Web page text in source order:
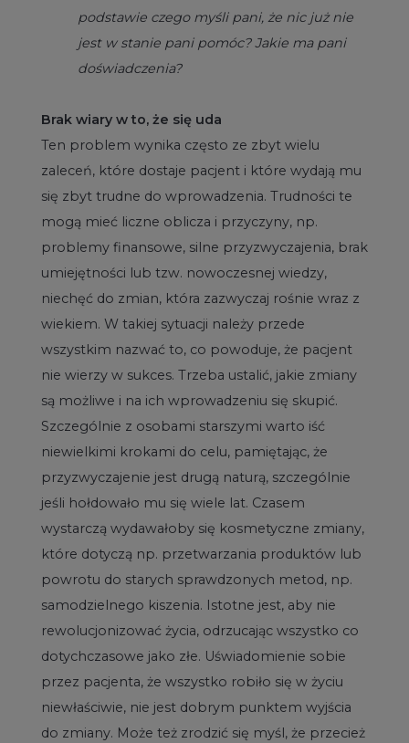
podstawie czego myśli pani, że nic już nie
jest w stanie pani pomóc? Jakie ma pani
doświadczenia?
Brak wiary w to, że się uda
Ten problem wynika często ze zbyt wielu
zaleceń, które dostaje pacjent i które wydają mu
się zbyt trudne do wprowadzenia. Trudności te
mogą mieć liczne oblicza i przyczyny, np.
problemy finansowe, silne przyzwyczajenia, brak
umiejętności lub tzw. nowoczesnej wiedzy,
niechęć do zmian, która zazwyczaj rośnie wraz z
wiekiem. W takiej sytuacji należy przede
wszystkim nazwać to, co powoduje, że pacjent
nie wierzy w sukces. Trzeba ustalić, jakie zmiany
są możliwe i na ich wprowadzeniu się skupić.
Szczególnie z osobami starszymi warto iść
niewielkimi krokami do celu, pamiętając, że
przyzwyczajenie jest drugą naturą, szczególnie
jeśli hołdowało mu się wiele lat. Czasem
wystarczą wydawałoby się kosmetyczne zmiany,
które dotyczą np. przetwarzania produktów lub
powrotu do starych sprawdzonych metod, np.
samodzielnego kiszenia. Istotne jest, aby nie
rewolucjonizować życia, odrzucając wszystko co
dotychczasowe jako złe. Uświadomienie sobie
przez pacjenta, że wszystko robiło się w życiu
niewłaściwie, nie jest dobrym punktem wyjścia
do zmiany. Może też zrodzić się myśl, że przecież